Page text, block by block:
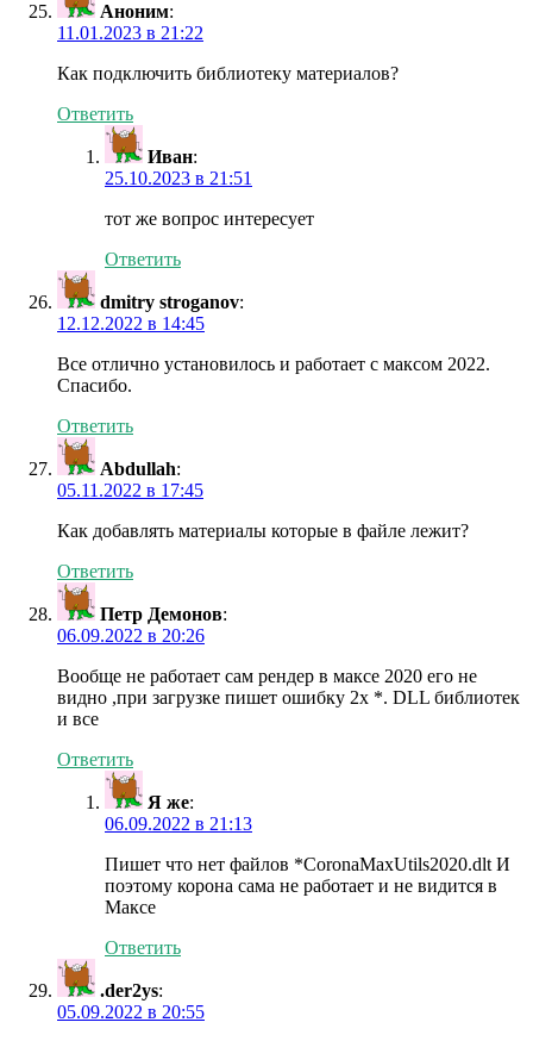
Аноним:
11.01.2023 в 21:22
Как подключить библиотеку материалов?
Ответить
Иван:
25.10.2023 в 21:51
тот же вопрос интересует
Ответить
dmitry stroganov:
12.12.2022 в 14:45
Все отлично установилось и работает с максом 2022.
Спасибо.
Ответить
Abdullah:
05.11.2022 в 17:45
Как добавлять материалы которые в файле лежит?
Ответить
Петр Демонов:
06.09.2022 в 20:26
Вообще не работает сам рендер в максе 2020 его не
видно ,при загрузке пишет ошибку 2х *. DLL библиотек
и все
Ответить
Я же:
06.09.2022 в 21:13
Пишет что нет файлов *CoronaMaxUtils2020.dlt И
поэтому корона сама не работает и не видится в
Максе
Ответить
.der2ys:
05.09.2022 в 20:55